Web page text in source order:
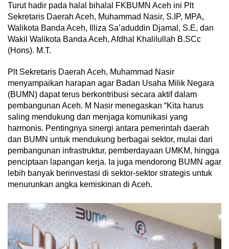
Turut hadir pada halal bihalal FKBUMN Aceh ini Plt
Sekretaris Daerah Aceh, Muhammad Nasir, S.IP, MPA,
Walikota Banda Aceh, Illiza Sa’aduddin Djamal, S.E, dan
Wakil Walikota Banda Aceh, Afdhal Khalilullah B.SCc
(Hons). M.T.
Plt Sekretaris Daerah Aceh, Muhammad Nasir
menyampaikan harapan agar Badan Usaha Milik Negara
(BUMN) dapat terus berkontribusi secara aktif dalam
pembangunan Aceh. M Nasir menegaskan “Kita harus
saling mendukung dan menjaga komunikasi yang
harmonis. Pentingnya sinergi antara pemerintah daerah
dan BUMN untuk mendukung berbagai sektor, mulai dari
pembangunan infrastruktur, pemberdayaan UMKM, hingga
penciptaan lapangan kerja. Ia juga mendorong BUMN agar
lebih banyak berinvestasi di sektor-sektor strategis untuk
menurunkan angka kemiskinan di Aceh.